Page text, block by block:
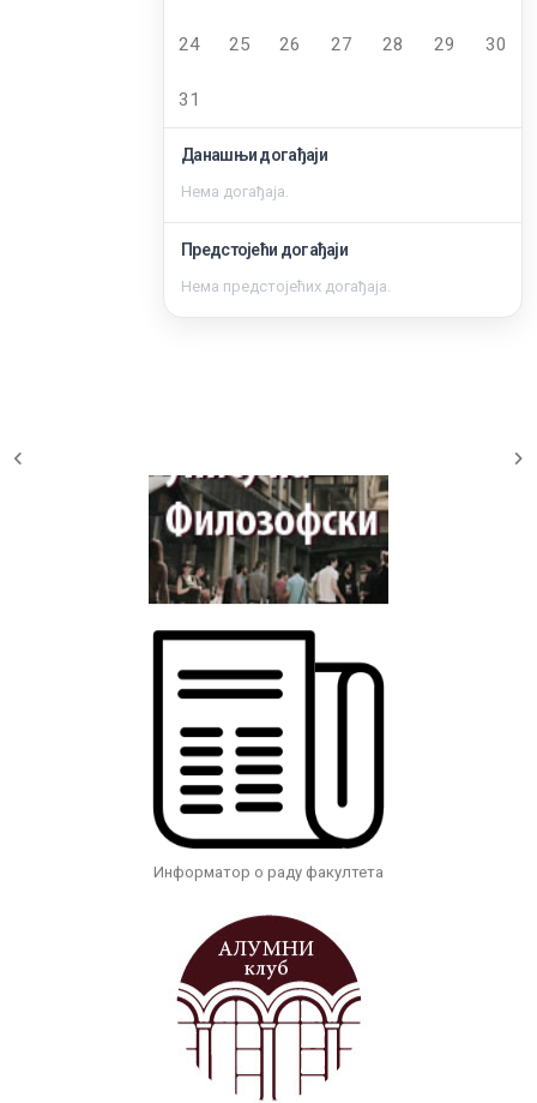
24 25 26 27 28 29 30
31
Данашњи догађаји
Нема догађаја.
Предстојећи догађаји
Нема предстојећих догађаја.
Информатор о раду факултета